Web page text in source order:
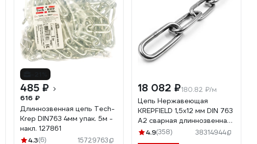
485 ₽
616 ₽
Длиннозвенная цепь Tech-
Krep DIN763 4мм упак. 5м -
накл. 127861
4.3(6) 15729763
18 082 ₽180.82 ₽/м
Цепь Нержавеющая
KREPFIELD 1,5х12 мм DIN 763
А2 сварная длиннозвенная
100 метров
4.9(358) 38314944